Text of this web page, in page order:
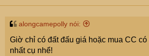
alongcamepolly nói:
Giờ chỉ có đất đấu giá hoặc mua CC có
nhất cụ nhể!